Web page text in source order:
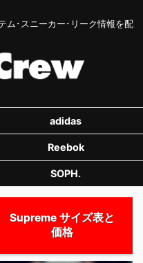
･スニーカー･リーク情報を配
adidas
Reebok
SOPH.
Supreme サイズ表と
価格